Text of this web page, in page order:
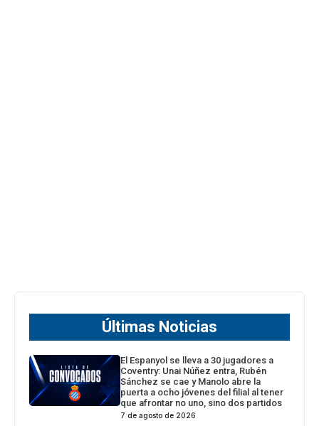
Últimas Noticias
El Espanyol se lleva a 30 jugadores a
Coventry: Unai Núñez entra, Rubén
Sánchez se cae y Manolo abre la
puerta a ocho jóvenes del filial al tener
que afrontar no uno, sino dos partidos
7 de agosto de 2026